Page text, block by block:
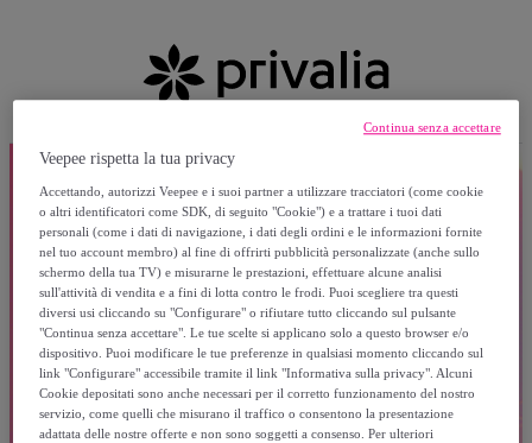
Veepee rispetta la tua privacy
Accettando, autorizzi Veepee e i suoi partner a utilizzare tracciatori (come cookie
o altri identificatori come SDK, di seguito "Cookie") e a trattare i tuoi dati
personali (come i dati di navigazione, i dati degli ordini e le informazioni fornite
nel tuo account membro) al fine di offrirti pubblicità personalizzate (anche sullo
schermo della tua TV) e misurarne le prestazioni, effettuare alcune analisi
sull'attività di vendita e a fini di lotta contro le frodi. Puoi scegliere tra questi
diversi usi cliccando su "Configurare" o rifiutare tutto cliccando sul pulsante
"Continua senza accettare". Le tue scelte si applicano solo a questo browser e/o
dispositivo. Puoi modificare le tue preferenze in qualsiasi momento cliccando sul
link "Configurare" accessibile tramite il link "Informativa sulla privacy". Alcuni
Cookie depositati sono anche necessari per il corretto funzionamento del nostro
servizio, come quelli che misurano il traffico o consentono la presentazione
adattata delle nostre offerte e non sono soggetti a consenso. Per ulteriori
Continua senza accettare